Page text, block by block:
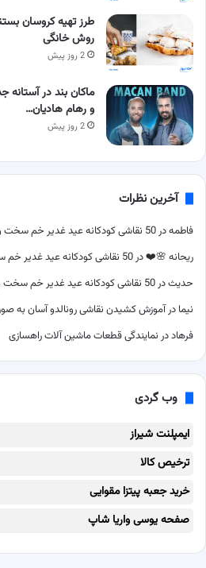
طرز تهیه کروسان
روش خانگی
2 روز پیش
ماکان بند در آستانه
و رهام هادیان…
2 روز پیش
آخرین نظرات
فاطمهدر 50 نقاشی کودکانه عید غدیر خم سخت و آسان و برای رنگ آمیزی
ریحانه 🌸❤️در 50 نقاشی کودکانه عید غدیر خم سخت و آسان و برای رنگ آمیزی
حدیثدر 50 نقاشی کودکانه عید غدیر خم سخت و آسان و برای رنگ آمیزی
نیما درآموزش کشیدن نقاشی رونالدو آسان به
فرهاددر نمایندگی قطعات ماشین آلات راهسازی
وب گردی
ایمپلنت شیراز
ترخیص کالا
خرید جعبه پیتزا مقوایی
صفحه یوسی واریا شاپ